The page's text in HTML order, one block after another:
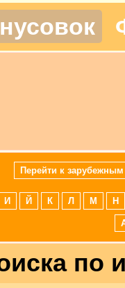
Перейти к зарубежным
И Й К Л М Н
по